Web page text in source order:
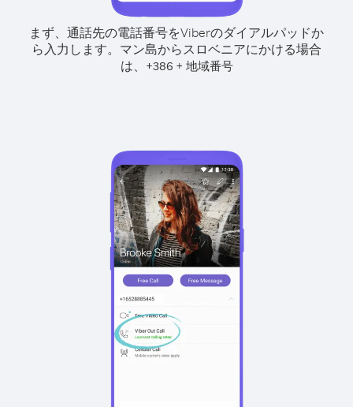
まず、通話先の電話番号をViberのダイアルパッドか
ら入力します。 マン島からスロベニアにかける場合
は、
+386 + 地域番号